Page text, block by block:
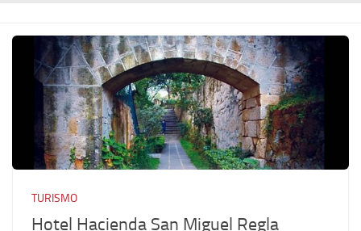
TURISMO
Hotel Hacienda San Miguel Regla